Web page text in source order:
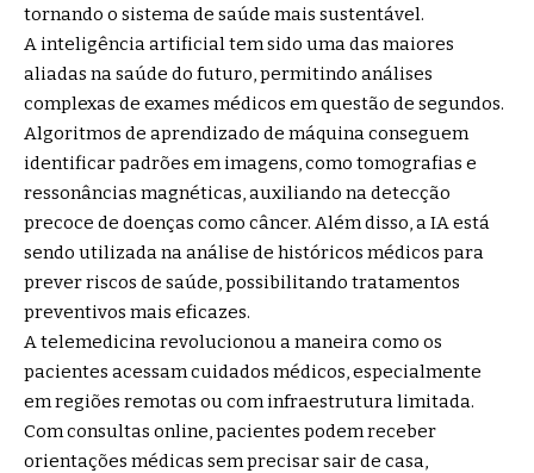
tornando o sistema de saúde mais sustentável.
A inteligência artificial tem sido uma das maiores
aliadas na saúde do futuro, permitindo análises
complexas de exames médicos em questão de segundos.
Algoritmos de aprendizado de máquina conseguem
identificar padrões em imagens, como tomografias e
ressonâncias magnéticas, auxiliando na detecção
precoce de doenças como câncer. Além disso, a IA está
sendo utilizada na análise de históricos médicos para
prever riscos de saúde, possibilitando tratamentos
preventivos mais eficazes.
A telemedicina revolucionou a maneira como os
pacientes acessam cuidados médicos, especialmente
em regiões remotas ou com infraestrutura limitada.
Com consultas online, pacientes podem receber
orientações médicas sem precisar sair de casa,